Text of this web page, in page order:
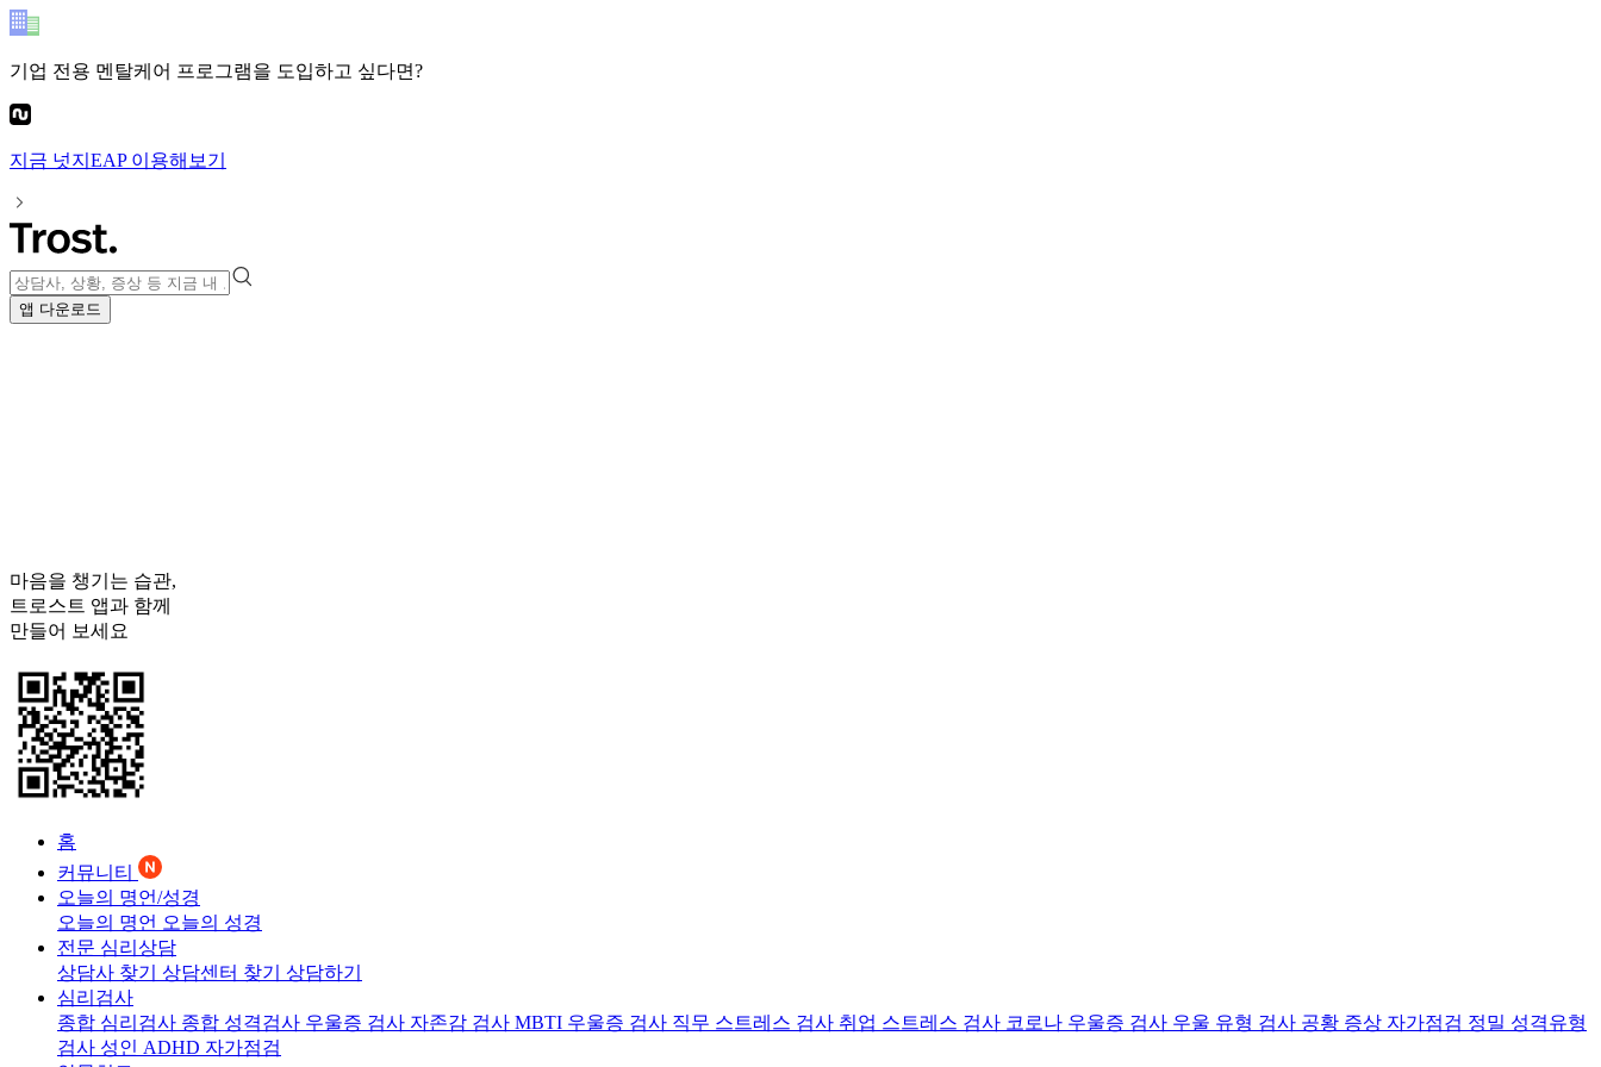
기업 전용 멘탈케어 프로그램을 도입하고 싶다면?
지금 넛지EAP이용해보기
앱 다운로드
마음을 챙기는 습관,
트로스트 앱과 함께
만들어 보세요
홈
커뮤니티
오늘의 명언/성경
오늘의 명언 오늘의 성경
전문 심리상담
상담사 찾기 상담센터 찾기 상담하기
심리검사
종합 심리검사 종합 성격검사 우울증 검사 자존감 검사 MBTI 우울증 검사 직무 스트레스 검사 취업 스트레스 검사 코로나 우울증 검사 우울 유형 검사 공황 증상 자가점검 정밀 성격유형
검사 성인 ADHD 자가점검